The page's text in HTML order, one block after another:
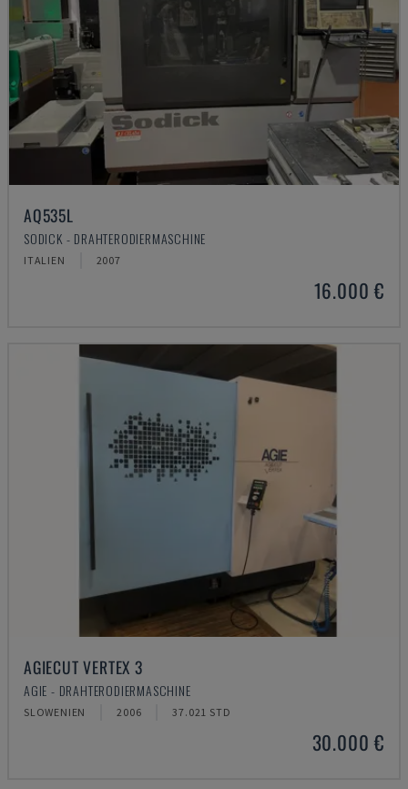
AQ535L
SODICK - DRAHTERODIERMASCHINE
ITALIEN 2007
16.000 €
AGIECUT VERTEX 3
AGIE - DRAHTERODIERMASCHINE
SLOWENIEN 2006 37.021 STD
30.000 €